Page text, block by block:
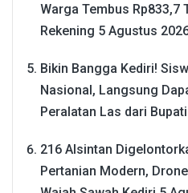
Warga Tembus Rp833,7
Rekening 5 Agustus
Bikin Bangga Kediri!
Nasional, Langsung
Peralatan Las dari Bupati
216 Alsintan
Pertanian Modern,